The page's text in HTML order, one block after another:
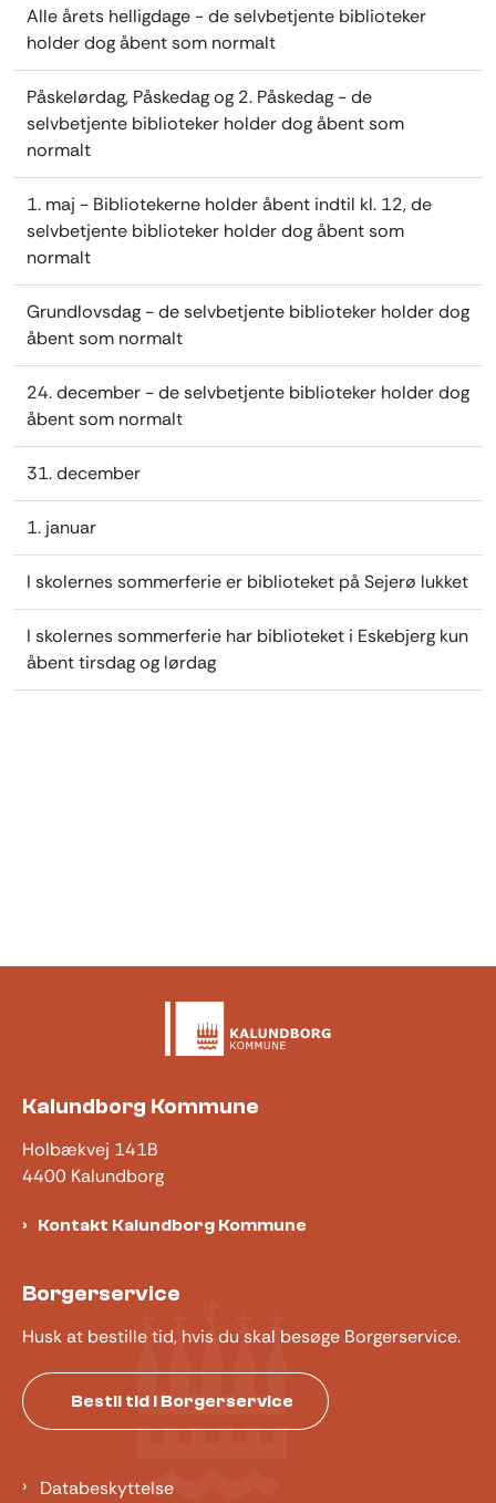
Alle årets helligdage - de selvbetjente biblioteker
holder dog åbent som normalt
Påskelørdag, Påskedag og 2. Påskedag - de
selvbetjente biblioteker holder dog åbent som
normalt
1. maj - Bibliotekerne holder åbent indtil kl. 12, de
selvbetjente biblioteker holder dog åbent som
normalt
Grundlovsdag - de selvbetjente biblioteker holder dog
åbent som normalt
24. december - de selvbetjente biblioteker holder dog
åbent som normalt
31. december
1. januar
I skolernes sommerferie er biblioteket på Sejerø lukket
I skolernes sommerferie har biblioteket i Eskebjerg kun
åbent tirsdag og lørdag
Kalundborg Kommune
Holbækvej 141B
4400 Kalundborg
Kontakt Kalundborg Kommune
Borgerservice
Husk at bestille tid, hvis du skal besøge Borgerservice.
Bestil tid i Borgerservice
Databeskyttelse